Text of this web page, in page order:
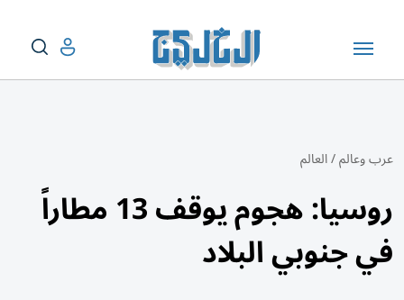
عرب وعالم/العالم
روسيا: هجوم يوقف 13 مطاراً
في جنوبي البلاد